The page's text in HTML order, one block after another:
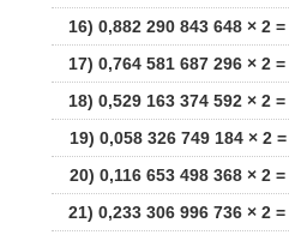
16) 0,882 290 843 648 × 2 =
17) 0,764 581 687 296 × 2 =
18) 0,529 163 374 592 × 2 =
19) 0,058 326 749 184 × 2 =
20) 0,116 653 498 368 × 2 =
21) 0,233 306 996 736 × 2 =